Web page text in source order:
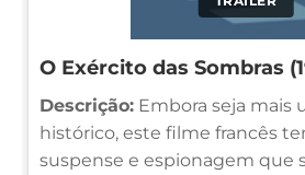
O Exército das Sombras
Descrição: Embora seja mais
histórico, este filme francês
suspense e espionagem que